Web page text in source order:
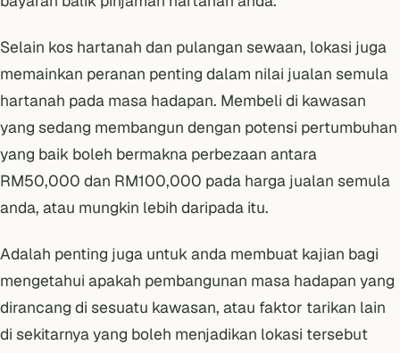
Selain kos hartanah dan pulangan sewaan, lokasi juga
memainkan peranan penting dalam nilai jualan semula
hartanah pada masa hadapan. Membeli di kawasan
yang sedang membangun dengan potensi pertumbuhan
yang baik boleh bermakna perbezaan antara
RM50,000 dan RM100,000 pada harga jualan semula
anda, atau mungkin lebih daripada itu.
Adalah penting juga untuk anda membuat kajian bagi
mengetahui apakah pembangunan masa hadapan yang
dirancang di sesuatu kawasan, atau faktor tarikan lain
di sekitarnya yang boleh menjadikan lokasi tersebut